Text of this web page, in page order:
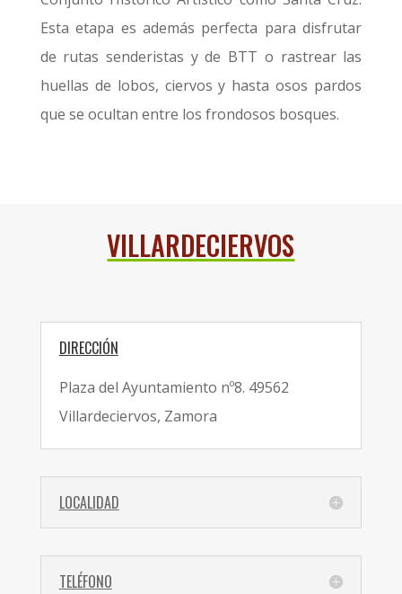
Esta etapa es además perfecta para disfrutar
de rutas senderistas y de BTT o rastrear las
huellas de lobos, ciervos y hasta osos pardos
que se ocultan entre los frondosos bosques.
VILLARDECIERVOS
DIRECCIÓN
Plaza del Ayuntamiento nº8. 49562
Villardeciervos, Zamora
LOCALIDAD
TELÉFONO